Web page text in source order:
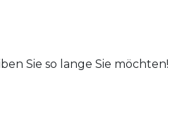
Sie so lange Sie möchten!